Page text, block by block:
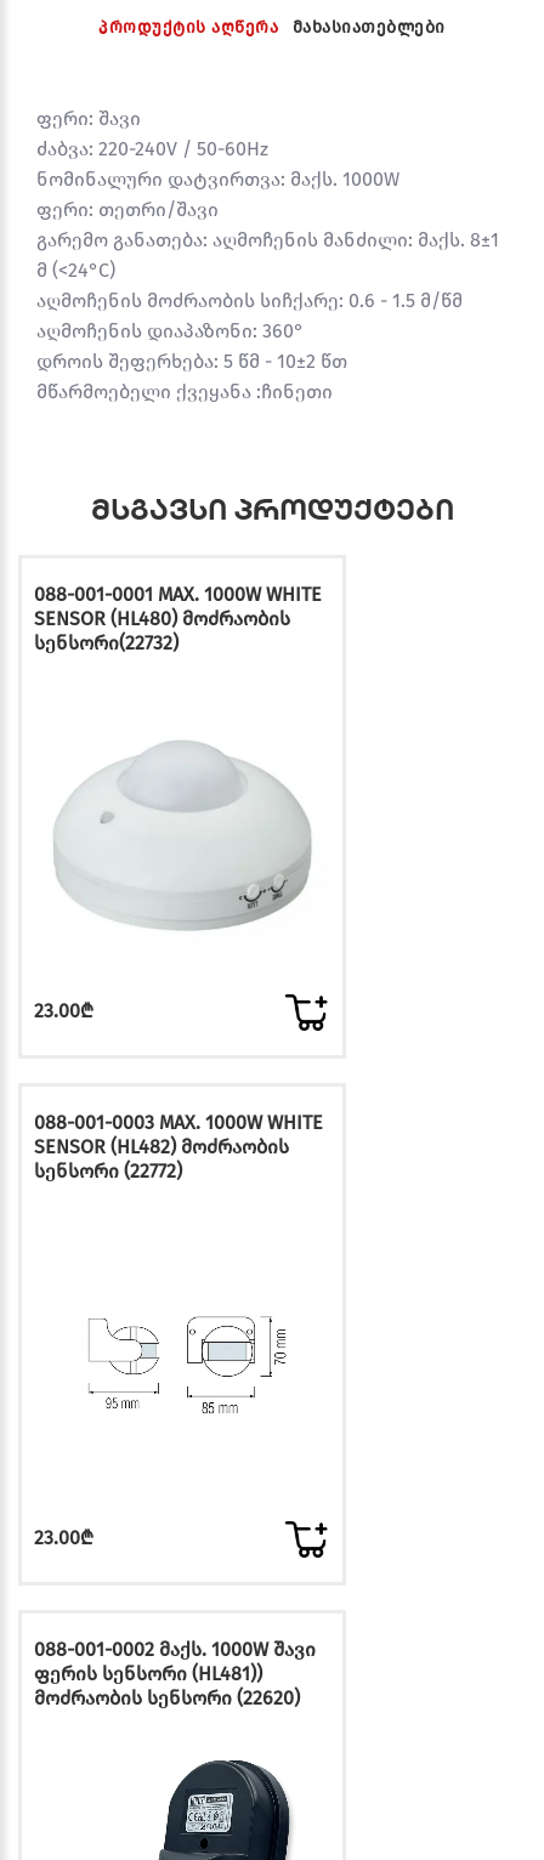
პროდუქტის აღწერა მახასიათებლები
ფერი: შავი
ძაბვა: 220-240V / 50-60Hz
ნომინალური დატვირთვა: მაქს. 1000W
ფერი: თეთრი/შავი
გარემო განათება: აღმოჩენის მანძილი: მაქს. 8±1
მ (<24°C)
აღმოჩენის მოძრაობის სიჩქარე: 0.6 - 1.5 მ/წმ
აღმოჩენის დიაპაზონი: 360°
დროის შეფერხება: 5 წმ - 10±2 წთ
მწარმოებელი ქვეყანა :ჩინეთი
მსგავსი პროდუქტები
088-001-0001 MAX. 1000W WHITE
SENSOR (HL480) მოძრაობის
სენსორი(22732)
23.00₾
088-001-0003 MAX. 1000W WHITE
SENSOR (HL482) მოძრაობის
სენსორი (22772)
23.00₾
088-001-0002 მაქს. 1000W შავი
ფერის სენსორი (HL481))
მოძრაობის სენსორი (22620)